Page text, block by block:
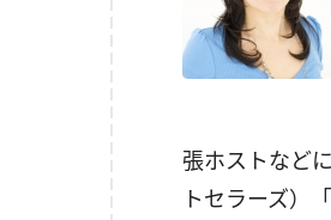
張ホストなど
トセラーズ）